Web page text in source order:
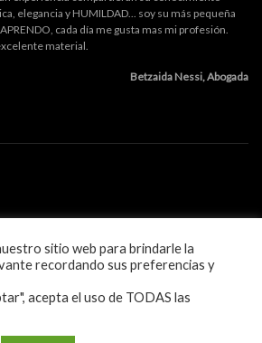
elegancia y HUMILDAD... soy su más pequeña
cada día me gusta mas mi profesión.
material.
Betzaida Nessi, Abogada
sitio web para brindarle la
recordando sus preferencias y
acepta el uso de TODAS las